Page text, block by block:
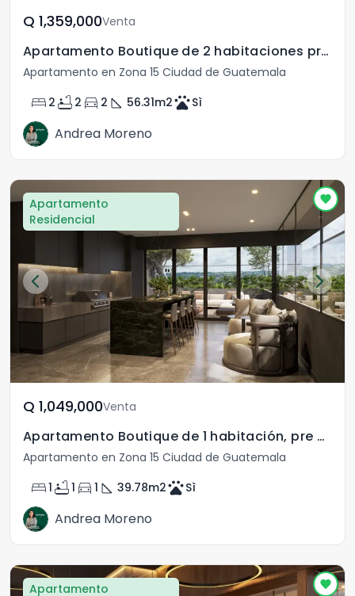
Q	1,359,000Venta
Apartamento Boutique de 2 habitaciones preventa zona 15
Apartamento en Zona 15 Ciudad de Guatemala
bed 2 bathtub 2 directions_car 2 square_foot 56.31m2petsSì
Andrea Moreno
Apartamento
Residencial
Q	1,049,000Venta
Apartamento Boutique de 1 habitación, pre venta zona 15
Apartamento en Zona 15 Ciudad de Guatemala
bed1 bathtub1 directions_car 1 square_foot 39.78m2petsSì
Andrea Moreno
Apartamento